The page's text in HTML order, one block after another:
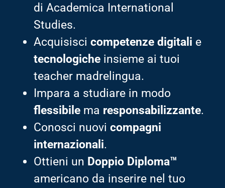
di Academica International
Studies.
Acquisiscicompetenze digitali e
tecnologiche insieme ai tuoi
teacher madrelingua.
Impara a studiare in modo
flessibile ma responsabilizzante.
Conosci nuovicompagni
internazionali.
Ottieni un Doppio Diploma™
americano da inserire nel tuo